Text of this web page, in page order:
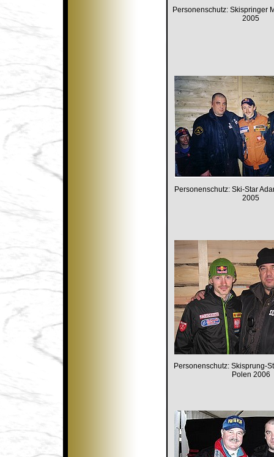
Personenschutz: Skispringer
2005
Personenschutz: Ski-Star
2005
Personenschutz: Skisprung-
Polen 2006